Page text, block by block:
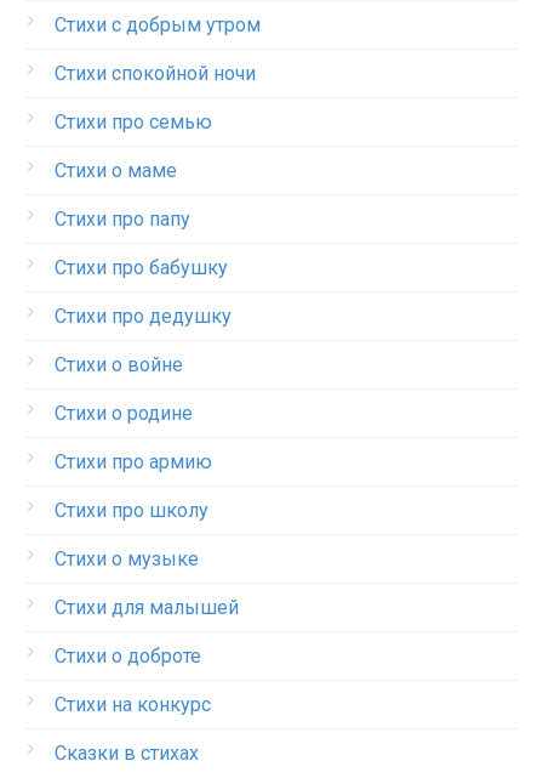
Стихи с добрым утром
Стихи спокойной ночи
Стихи про семью
Стихи о маме
Стихи про папу
Стихи про бабушку
Стихи про дедушку
Стихи о войне
Стихи о родине
Стихи про армию
Стихи про школу
Стихи о музыке
Стихи для малышей
Стихи о доброте
Стихи на конкурс
Сказки в стихах